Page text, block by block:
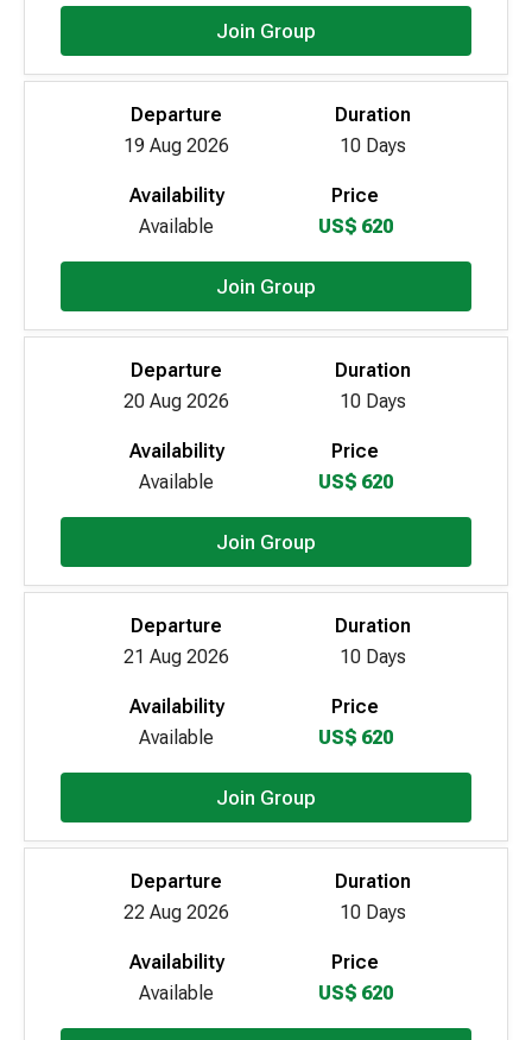
Join Group
Departure
19 Aug 2026
Duration
10 Days
Availability
Available
Price
US$ 620
Join Group
Departure
20 Aug 2026
Duration
10 Days
Availability
Available
Price
US$ 620
Join Group
Departure
21 Aug 2026
Duration
10 Days
Availability
Available
Price
US$ 620
Join Group
Departure
22 Aug 2026
Duration
10 Days
Availability
Available
Price
US$ 620